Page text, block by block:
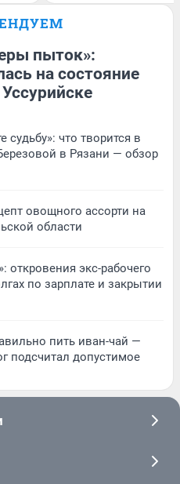
пыток»:
на состояние
что творится в
в Рязани — обзор
овощного ассорти на
области
откровения экс-рабочего
по зарплате и закрытии
пить иван-чай —
подсчитал допустимое